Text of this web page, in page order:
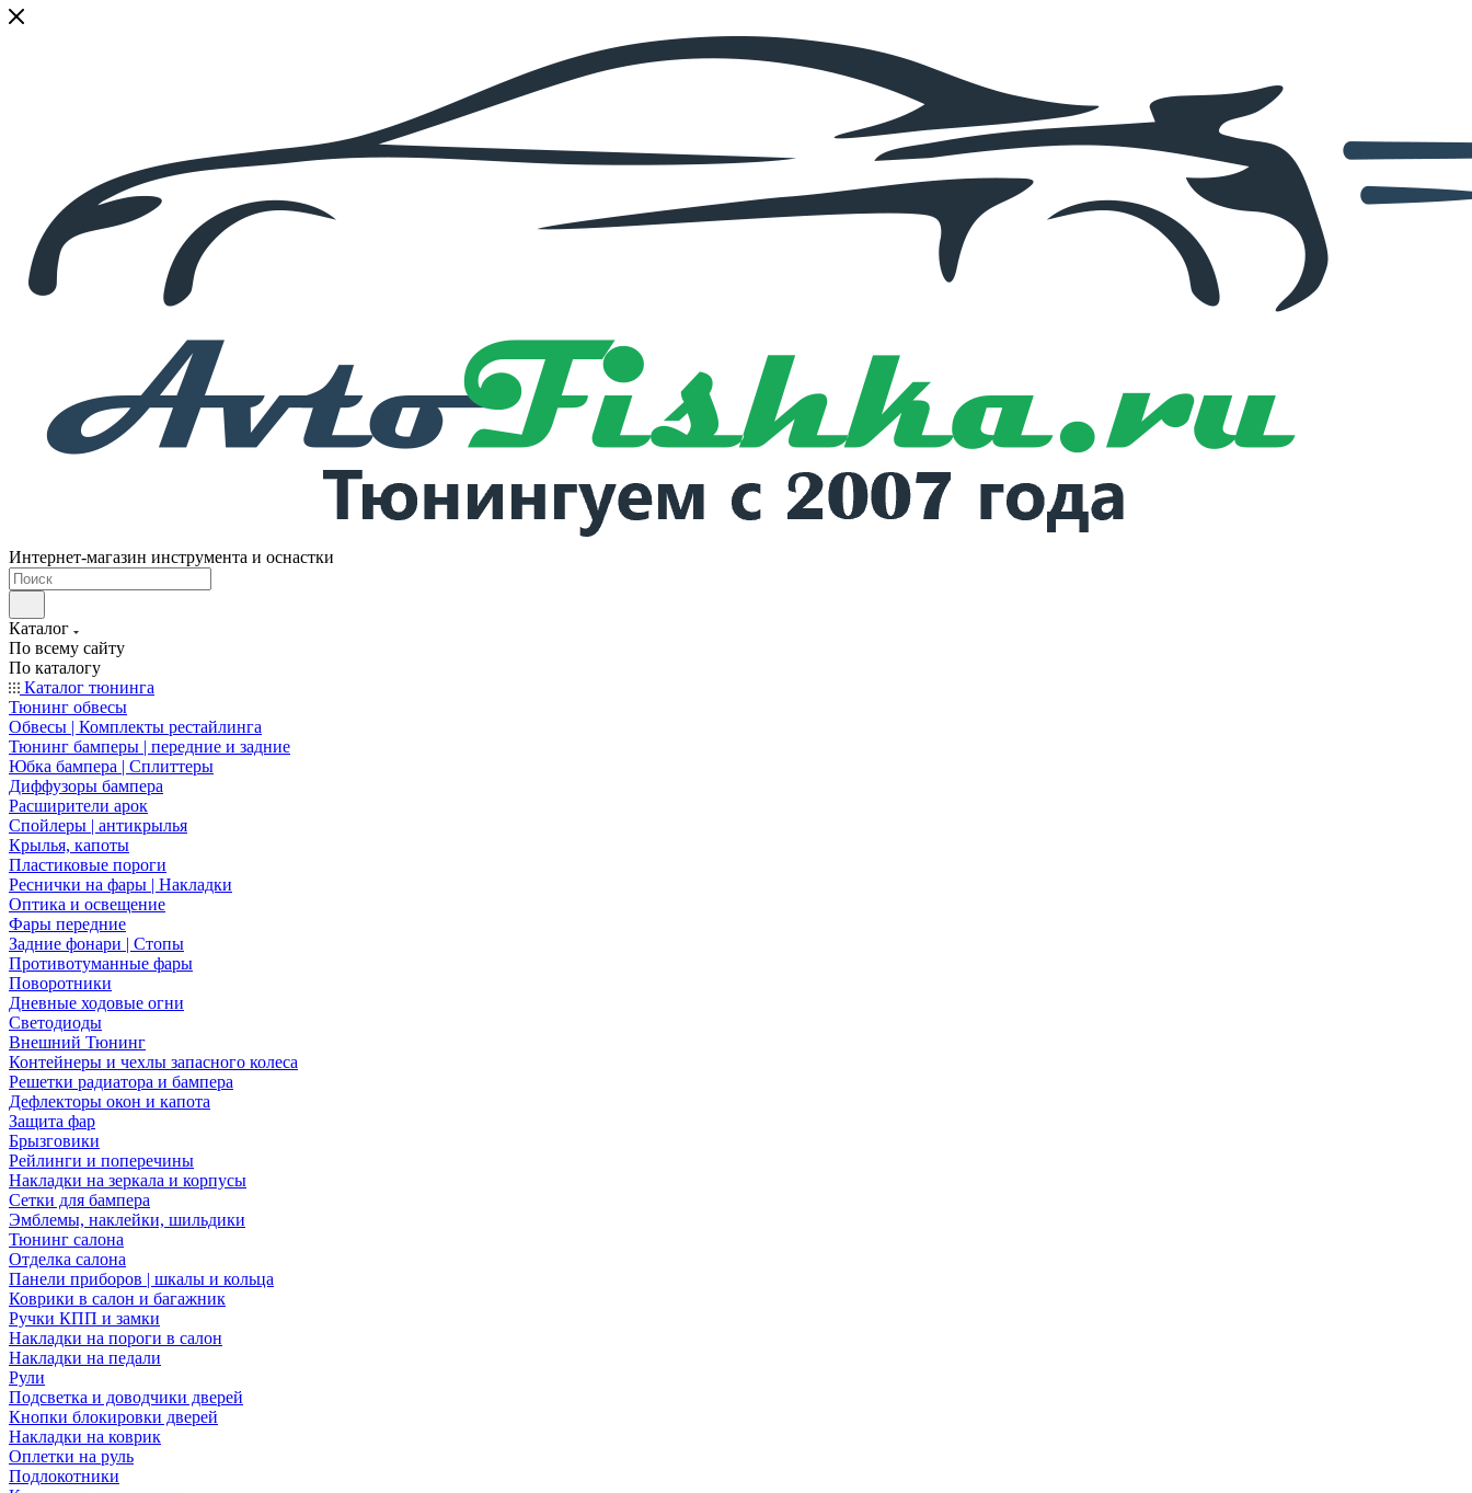
Интернет-магазин инструмента и оснастки
Каталог
По всему сайту
По каталогу
Каталог тюнинга
Тюнинг обвесы
Обвесы | Комплекты рестайлинга
Тюнинг бамперы | передние и задние
Юбка бампера | Сплиттеры
Диффузоры бампера
Расширители арок
Спойлеры | антикрылья
Крылья, капоты
Пластиковые пороги
Реснички на фары | Накладки
Оптика и освещение
Фары передние
Задние фонари | Стопы
Противотуманные фары
Поворотники
Дневные ходовые огни
Светодиоды
Внешний Тюнинг
Контейнеры и чехлы запасного колеса
Решетки радиатора и бампера
Дефлекторы окон и капота
Защита фар
Брызговики
Рейлинги и поперечины
Накладки на зеркала и корпусы
Сетки для бампера
Эмблемы, наклейки, шильдики
Тюнинг салона
Отделка салона
Панели приборов | шкалы и кольца
Коврики в салон и багажник
Ручки КПП и замки
Накладки на пороги в салон
Накладки на педали
Рули
Подсветка и доводчики дверей
Кнопки блокировки дверей
Накладки на коврик
Оплетки на руль
Подлокотники